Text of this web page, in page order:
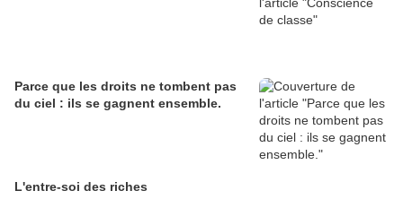
Parce que les droits ne tombent pas
du ciel : ils se gagnent ensemble.
L'entre-soi des riches